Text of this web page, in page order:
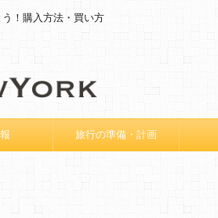
！購入方法・買い方
旅行の準備・計画